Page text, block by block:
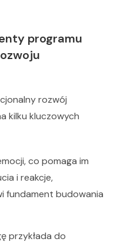
programu
rozwój
kilku kluczowych
co pomaga im
i reakcje,
fundament budowania
przykłada do